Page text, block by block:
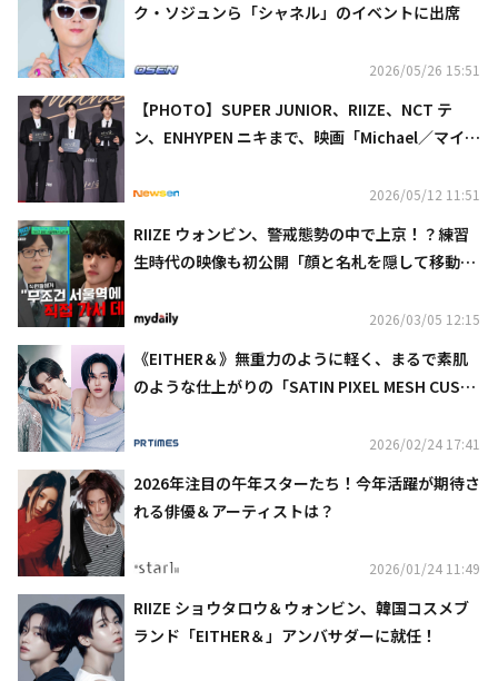
ク・ソジュンら「シャネル」のイベントに出席
2026/05/26 15:51
【PHOTO】SUPER JUNIOR、RIIZE、NCT テ
ン、ENHYPEN ニキまで、映画「Michael／マイケ
2026/05/12 11:51
RIIZE ウォンビン、警戒態勢の中で上京！？練習
生時代の映像も初公開「顔と名札を隠して移動」
2026/03/05 12:15
《EITHER＆》無重力のように軽く、まるで素肌
のような仕上がりの「SATIN PIXEL MESH CUSHI
新色4色を発売！
2026/02/24 17:41
2026年注目の午年スターたち！今年活躍が期待さ
れる俳優＆アーティストは？
2026/01/24 11:49
RIIZE ショウタロウ＆ウォンビン、韓国コスメブ
ランド「EITHER＆」アンバサダーに就任！